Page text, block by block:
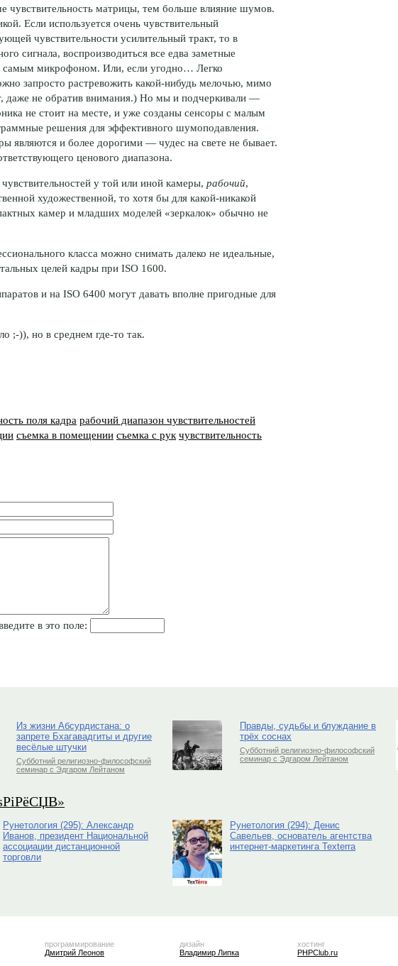
чувствительность матрицы, тем больше влияние шумов.
Если используется очень чувствительный
чувствительности усилительный тракт, то в
сигнала, воспроизводиться все едва заметные
самым микрофоном. Или, если угодно… Легко
запросто растревожить какой-нибудь мелочью, мимо
даже не обратив внимания.) Но мы и подчеркивали —
не стоит на месте, и уже созданы сенсоры с малым
решения для эффективного шумоподавления.
являются и более дорогими — чудес на свете не бывает.
ценового диапазона.
чувствительностей у той или иной камеры, рабочий,
художественной, то хотя бы для какой-никакой
камер и младших моделей «зеркалок» обычно не
класса можно снимать далеко не идеальные,
целей кадры при ISO 1600.
и на ISO 6400 могут давать вполне пригодные для
;-)), но в среднем где-то так.
поля кадра рабочий диапазон чувствительностей
съемка в помещении съемка с рук чувствительность
в это поле:
Из жизни Абсурдистана: о
запрете Бхагавадгиты и другие
весёлые штучки
Субботний религиозно-философский
семинар с Эдгаром Лейтаном
Правды, судьбы и блуждание в
трёх соснах
Субботний религиозно-философский
семинар с Эдгаром Лейтаном
Рунетология (295): Александр
Иванов, президент Национальной
ассоциации дистанционной
торговли
Рунетология (294): Денис
Савельев, основатель агентства
интернет-маркетинга Texterra
программирование
Дмитрий Леонов
дизайн
Владимир Липка
хостинг
PHPClub.ru